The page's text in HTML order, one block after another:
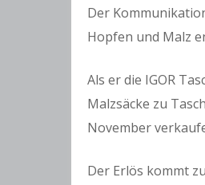
Der
Hopfen und Malz
Als er die IGOR
Malzsäcke zu
November
Der Erlös kommt